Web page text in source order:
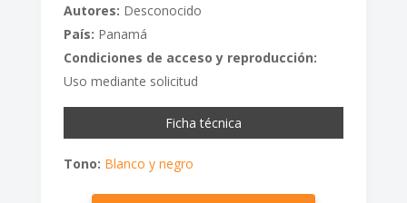
Autores: Desconocido
País: Panamá
Condiciones de acceso y reproducción:
Uso mediante solicitud
Ficha técnica
Tono: Blanco y negro